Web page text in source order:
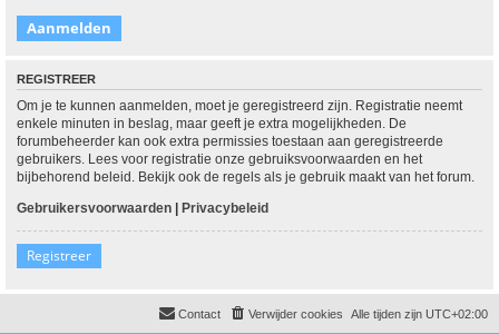
REGISTREER
Om je te kunnen aanmelden, moet je geregistreerd zijn. Registratie neemt
enkele minuten in beslag, maar geeft je extra mogelijkheden. De
forumbeheerder kan ook extra permissies toestaan aan geregistreerde
gebruikers. Lees voor registratie onze gebruiksvoorwaarden en het
bijbehorend beleid. Bekijk ook de regels als je gebruik maakt van het forum.
Gebruikersvoorwaarden | Privacybeleid
Registreer
Alle tijden zijn UTC+02:00
Verwijder cookies
Contact